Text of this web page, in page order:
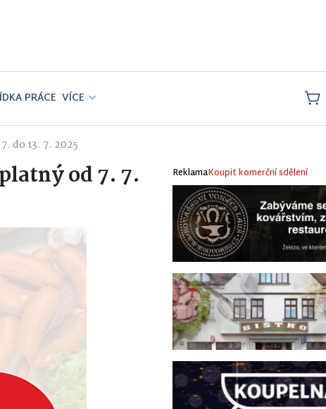
PRÁCE VÍCE
do 13. 7. 2025
od 7. 7.
ReklamaKoupit komerční sdělení